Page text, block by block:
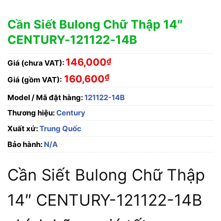
Cần Siết Bulong Chữ Thập 14″
CENTURY-121122-14B
Giá (chưa VAT): 146,000₫
Giá (gồm VAT): 160,600₫
Model / Mã đặt hàng:121122-14B
Thương hiệu:Century
Xuất xứ:Trung Quốc
Bảo hành: N/A
Cần Siết Bulong Chữ Thập
14″ CENTURY-121122-14B